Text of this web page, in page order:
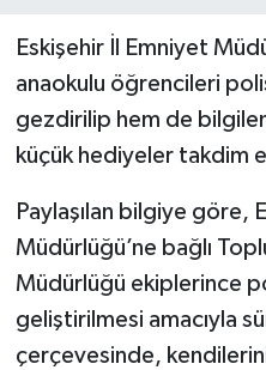
Eskişehir İl Emniyet
anaokulu öğrencileri
gezdirilip hem de
küçük hediyeler takdim
Paylaşılan bilgiye göre,
Müdürlüğü’ne bağlı
Müdürlüğü ekiplerince
geliştirilmesi amacıyla
çerçevesinde,